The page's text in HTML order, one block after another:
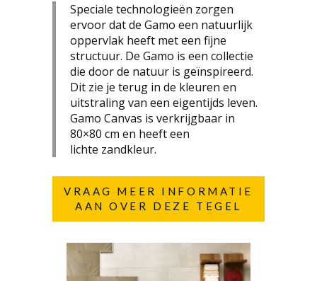
Speciale technologieën zorgen
ervoor dat de Gamo een natuurlijk
oppervlak heeft met een fijne
structuur. De Gamo is een collectie
die door de natuur is geïnspireerd.
Dit zie je terug in de kleuren en
uitstraling van een eigentijds leven.
Gamo Canvas is verkrijgbaar in
80×80 cm en heeft een
lichte zandkleur.
VRAAG MEER INFORMATIE
AAN OVER DEZE TEGEL